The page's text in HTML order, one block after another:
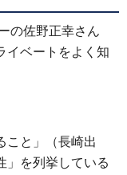
の佐野正幸さん
イベートをよく知
こと」（長崎出
」を列挙している